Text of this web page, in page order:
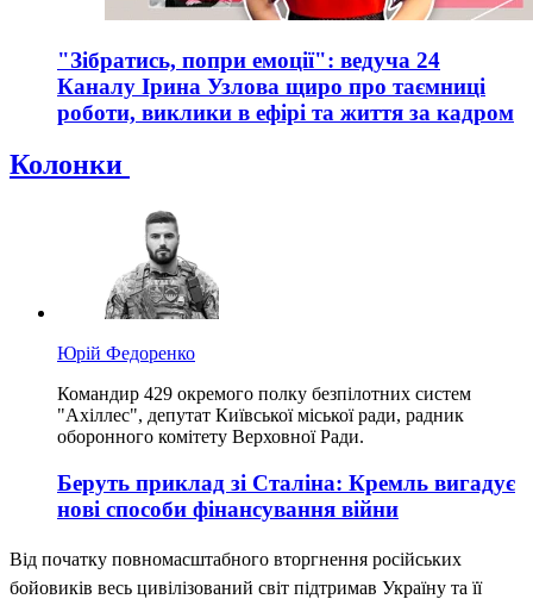
"Зібратись, попри емоції": ведуча 24
Каналу Ірина Узлова щиро про таємниці
роботи, виклики в ефірі та життя за кадром
Колонки
Юрій Федоренко
Командир 429 окремого полку безпілотних систем
"Ахіллес", депутат Київської міської ради, радник
оборонного комітету Верховної Ради.
Беруть приклад зі Сталіна: Кремль вигадує
нові способи фінансування війни
Від початку повномасштабного вторгнення російських
бойовиків весь цивілізований світ підтримав Україну та її